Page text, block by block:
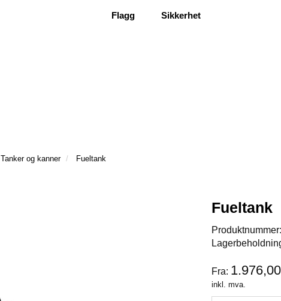
Flagg Sikkerhet
Tanker og kanner Fueltank
Fueltank
Produktnummer:
Fra: 1.976,00
inkl. mva.